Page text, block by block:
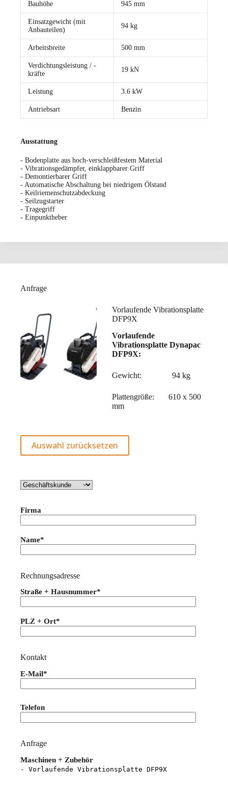
Bauhöhe 945 mm
Einsatzgewicht (mit
Anbauteilen)
94 kg
Arbeitsbreite 500 mm
Verdichtungsleistung / -
kräfte
19 kN
Leistung 3.6 kW
Antriebsart Benzin
Ausstattung
- Bodenplatte aus hoch-verschleißfestem Material
- Vibrationsgedämpfer, einklappbarer Griff
- Demontierbarer Griff
- Automatische Abschaltung bei niedrigem Ölstand
- Keilriemenschutzabdeckung
- Seilzugstarter
- Tragegriff
- Einpunktheber
Anfrage
Vorlaufende Vibrationsplatte
DFP9X
Vorlaufende
Vibrationsplatte Dynapac
DFP9X:
Gewicht: 94 kg
Plattengröße: 610 x 500
mm
Auswahl zurücksetzen
Firma
Name*
Rechnungsadresse
Straße + Hausnummer*
PLZ + Ort*
Kontakt
E-Mail*
Telefon
Anfrage
Maschinen + Zubehör